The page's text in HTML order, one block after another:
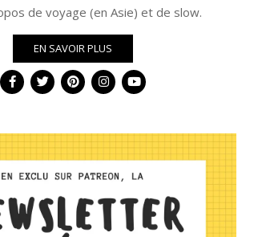
de voyage (en Asie) et de slow.
EN SAVOIR PLUS